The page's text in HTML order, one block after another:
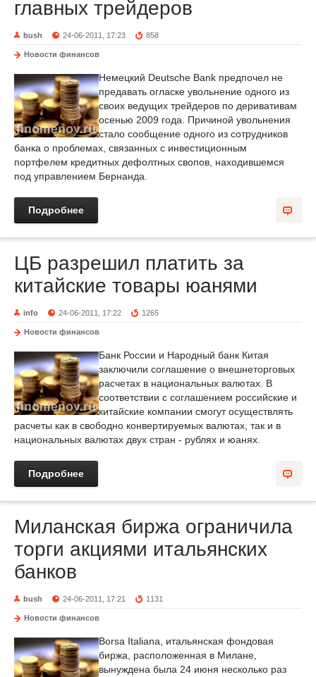
главных трейдеров
bush 24-06-2011, 17:23 858
Новости финансов
Немецкий Deutsche Bank предпочел не
предавать огласке увольнение одного из
своих ведущих трейдеров по деривативам
осенью 2009 года. Причиной увольнения
стало сообщение одного из сотрудников
банка о проблемах, связанных с инвестиционным
портфелем кредитных дефолтных свопов, находившемся
под управлением Бернанда.
Подробнее
ЦБ разрешил платить за
китайские товары юанями
info 24-06-2011, 17:22 1265
Новости финансов
Банк России и Народный банк Китая
заключили соглашение о внешнеторговых
расчетах в национальных валютах. В
соответствии с соглашением российские и
китайские компании смогут осуществлять
расчеты как в свободно конвертируемых валютах, так и в
национальных валютах двух стран - рублях и юанях.
Подробнее
Миланская биржа ограничила
торги акциями итальянских
банков
bush 24-06-2011, 17:21 1131
Новости финансов
Borsa Italiana, итальянская фондовая
биржа, расположенная в Милане,
вынуждена была 24 июня несколько раз